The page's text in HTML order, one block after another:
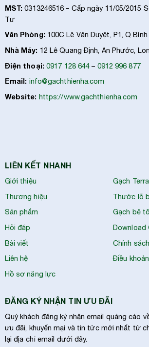
MST: 0313246516 – Cấp ngày 11/05/2015
Tư
Văn Phòng: 100C Lê Văn Duyệt, P1, Q
Nhà Máy: 12 Lê Quang Định, An Phước,
Điện thoại: 0917 128 644 – 0912 996 877
Email: info@gachthienha.com
Website: https://www.gachthienha.com
LIÊN KẾT NHANH
Giới thiệu
Thương hiệu
Sản phẩm
Hỏi đáp
Bài viết
Liên hệ
Hồ sơ năng lực
Gạch
Thước lỗ
Gạch bê
Download
Chính
Điều
ĐĂNG KÝ NHẬN TIN ƯU ĐÃI
Quý khách đăng ký nhận email quảng cáo
ưu đãi, khuyến mại và tin tức mới nhất từ
lại địa chỉ email dưới đây.